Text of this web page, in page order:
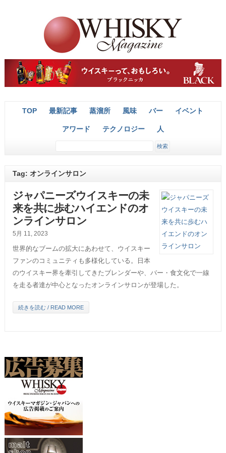
TOP 最新記事 蒸溜所 風味 バー イベント
アワード テクノロジー 人
Tag: オンラインサロン
ジャパニーズウイスキーの未
来を共に歩むハイエンドのオ
ンラインサロン
5月 11, 2023
世界的なブームの拡大にあわせて、ウイスキー
ファンのコミュニティも多様化している。日本
のウイスキー界を牽引してきたブレンダーや、バー・食文化で一線
を走る者達が中心となったオンラインサロンが登場した。
続きを読む / READ MORE